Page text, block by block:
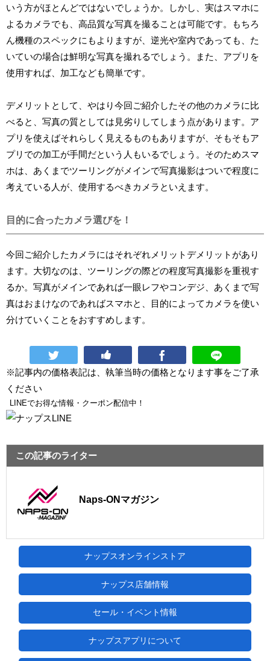
いう方がほとんどではないでしょうか。しかし、実はスマホに
よるカメラでも、高品質な写真を撮ることは可能です。もちろ
ん機種のスペックにもよりますが、逆光や室内であっても、た
いていの場合は鮮明な写真を撮れるでしょう。また、アプリを
使用すれば、加工なども簡単です。
デメリットとして、やはり今回ご紹介したその他のカメラに比
べると、写真の質としては見劣りしてしまう点があります。ア
プリを使えばそれらしく見えるものもありますが、そもそもア
プリでの加工が手間だという人もいるでしょう。そのためスマ
ホは、あくまでツーリングがメインで写真撮影はついで程度に
考えている人が、使用するべきカメラといえます。
目的に合ったカメラ選びを！
今回ご紹介したカメラにはそれぞれメリットデメリットがあり
ます。大切なのは、ツーリングの際どの程度写真撮影を重視す
るか。写真がメインであれば一眼レフやコンデジ、あくまで写
真はおまけなのであればスマホと、目的によってカメラを使い
分けていくことをおすすめします。
※記事内の価格表記は、執筆当時の価格となります事をご了承
ください
LINEでお得な情報・クーポン配信中！
この記事のライター
Naps-ONマガジン
ナップスオンラインストア
ナップス店舗情報
セール・イベント情報
ナップスアプリについて